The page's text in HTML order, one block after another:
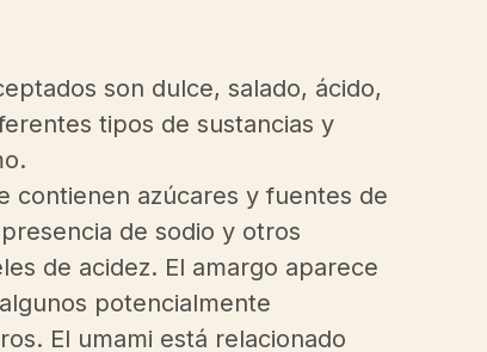
son dulce, salado, ácido,
tipos de sustancias y
contienen azúcares y fuentes de
de sodio y otros
de acidez. El amargo aparece
potencialmente
El umami está relacionado